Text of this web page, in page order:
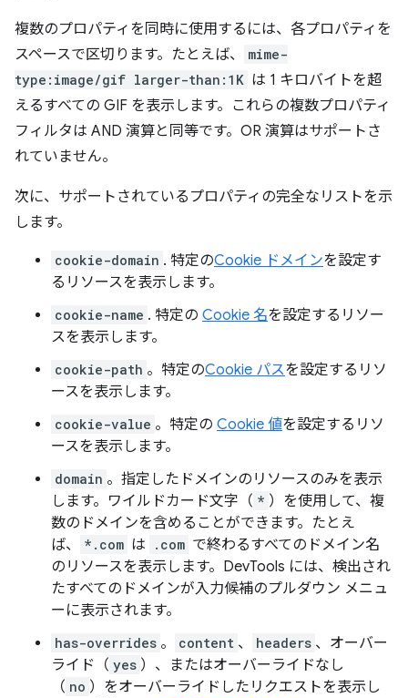
複数のプロパティを同時に使用するには、各プロパティを
スペースで区切ります。たとえば、
mime-
type:image/gif larger-than:1K は 1 キロバイトを超
えるすべての GIF を表示します。これらの複数プロパティ
フィルタは AND 演算と同等です。OR 演算はサポートさ
れていません。
次に、サポートされているプロパティの完全なリストを示
します。
cookie-domain . 特定のCookie ドメインを設定す
るリソースを表示します。
cookie-name . 特定の Cookie 名を設定するリソー
スを表示します。
cookie-path 。特定のCookie パスを設定するリソ
ースを表示します。
cookie-value 。特定の Cookie 値を設定するリソ
ースを表示します。
domain 。指定したドメインのリソースのみを表示
します。ワイルドカード文字（ * ）を使用して、複
数のドメインを含めることができます。たとえ
ば、
*.com は .com で終わるすべてのドメイン名
のリソースを表示します。DevTools には、検出され
たすべてのドメインが入力候補のプルダウン メニュ
ーに表示されます。
has-overrides 。 content 、 headers 、オーバー
ライド（ yes ）、またはオーバーライドなし
（ no ）をオーバーライドしたリクエストを表示し